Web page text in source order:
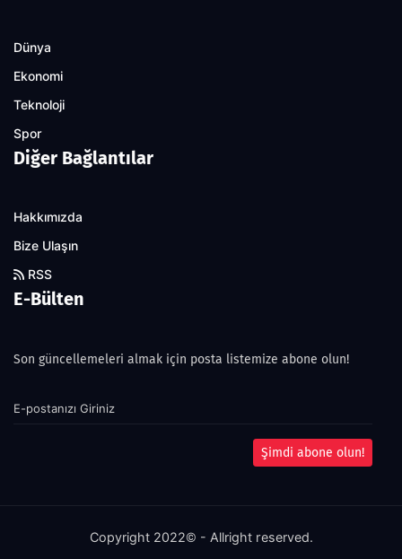
Dünya
Ekonomi
Teknoloji
Spor
Diğer Bağlantılar
Hakkımızda
Bize Ulaşın
RSS
E-Bülten
Son güncellemeleri almak için posta listemize abone olun!
Şimdi abone olun!
Copyright 2022© - Allright reserved.